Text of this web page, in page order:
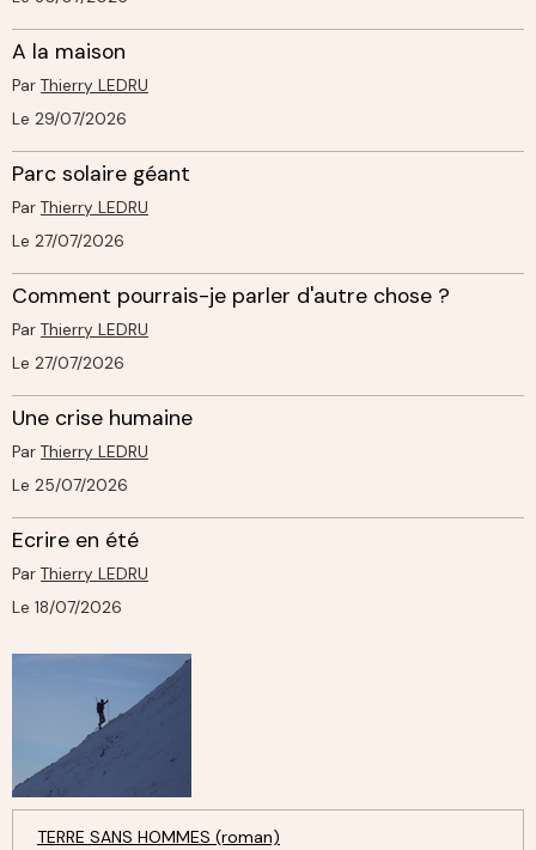
A la maison
Par Thierry LEDRU
Le 29/07/2026
Parc solaire géant
Par Thierry LEDRU
Le 27/07/2026
Comment pourrais-je parler d'autre chose ?
Par Thierry LEDRU
Le 27/07/2026
Une crise humaine
Par Thierry LEDRU
Le 25/07/2026
Ecrire en été
Par Thierry LEDRU
Le 18/07/2026
TERRE SANS HOMMES (roman)